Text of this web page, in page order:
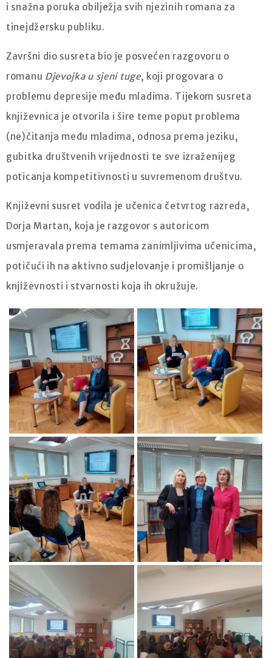
i snažna poruka obilježja svih njezinih romana za
tinejdžersku publiku.
Završni dio susreta bio je posvećen razgovoru o
romanu Djevojka u sjeni tuge, koji progovara o
problemu depresije među mladima. Tijekom susreta
književnica je otvorila i šire teme poput problema
(ne)čitanja među mladima, odnosa prema jeziku,
gubitka društvenih vrijednosti te sve izraženijeg
poticanja kompetitivnosti u suvremenom društvu.
Književni susret vodila je učenica četvrtog razreda,
Dorja Martan, koja je razgovor s autoricom
usmjeravala prema temama zanimljivima učenicima,
potičući ih na aktivno sudjelovanje i promišljanje o
književnosti i stvarnosti koja ih okružuje.